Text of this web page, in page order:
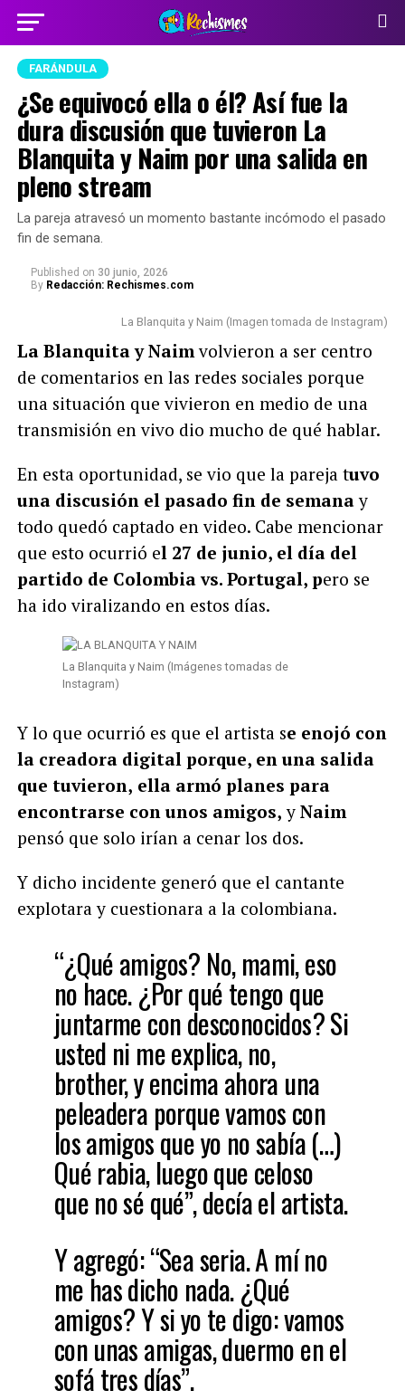
FARÁNDULA
¿Se equivocó ella o él? Así fue la
dura discusión que tuvieron La
Blanquita y Naim por una salida en
pleno stream
La pareja atravesó un momento bastante incómodo el pasado
fin de semana.
Published on 30 junio, 2026
By Redacción: Rechismes.com
La Blanquita y Naim (Imagen tomada de Instagram)
La Blanquita y Naimvolvieron a ser centro
de comentarios en las redes sociales porque
una situación que vivieron en medio de una
transmisión en vivo dio mucho de qué hablar.
En esta oportunidad, se vio que la pareja tuvo
una discusión el pasado fin de semanay
todo quedó captado en video. Cabe mencionar
que esto ocurrió el 27 de junio, el día del
partido de Colombia vs. Portugal, pero se
ha ido viralizando en estos días.
La Blanquita y Naim (Imágenes tomadas de
Instagram)
Y lo que ocurrió es que el artista se enojó con
la creadora digital porque, en una salida
que tuvieron, ella armó planes para
encontrarse con unos amigos, y Naim
pensó que solo irían a cenar los dos.
Y dicho incidente generó que el cantante
explotara y cuestionara a la colombiana.
“¿Qué amigos? No, mami, eso
no hace. ¿Por qué tengo que
juntarme con desconocidos? Si
usted ni me explica, no,
brother, y encima ahora una
peleadera porque vamos con
los amigos que yo no sabía (…)
Qué rabia, luego que celoso
que no sé qué”, decía el artista.
Y agregó: “Sea seria. A mí no
me has dicho nada. ¿Qué
amigos? Y si yo te digo: vamos
con unas amigas, duermo en el
sofá tres días”.